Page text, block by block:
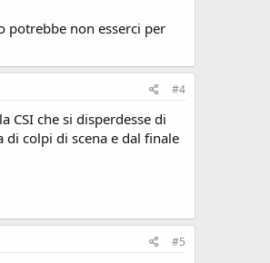
potrebbe non esserci per
#4
CSI che si disperdesse di
di colpi di scena e dal finale
#5